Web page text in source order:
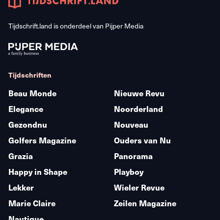
Tijdschrift.land is onderdeel van Pijper Media
Tijdschriften
Beau Monde
Elegance
Gezondnu
Golfers Magazine
Grazia
Happy in Shape
Lekker
Marie Claire
Nieuwe Revu
Noorderland
Nouveau
Ouders van Nu
Panorama
Playboy
Wieler Revue
Zeilen Magazine